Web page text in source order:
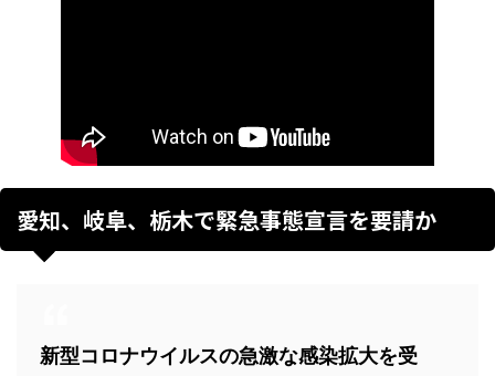
愛知、岐阜、栃木で緊急事態宣言を要請か
新型コロナウイルスの急激な感染拡大を受